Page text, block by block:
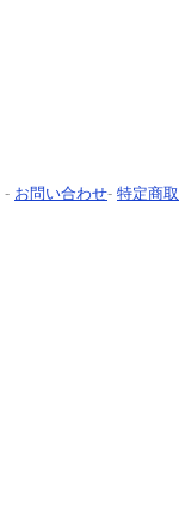
- お問い合わせ- 特定商